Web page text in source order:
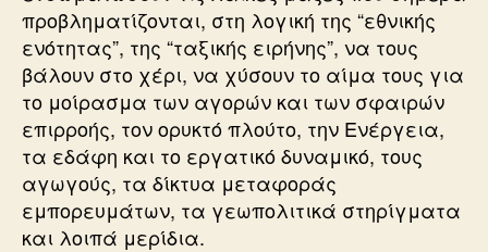
προβληματίζονται, στη λογική της “εθνικής
ενότητας”, της “ταξικής ειρήνης”, να τους
βάλουν στο χέρι, να χύσουν το αίμα τους για
το μοίρασμα των αγορών και των σφαιρών
επιρροής, τον ορυκτό πλούτο, την Ενέργεια,
τα εδάφη και το εργατικό δυναμικό, τους
αγωγούς, τα δίκτυα μεταφοράς
εμπορευμάτων, τα γεωπολιτικά στηρίγματα
και λοιπά μερίδια.